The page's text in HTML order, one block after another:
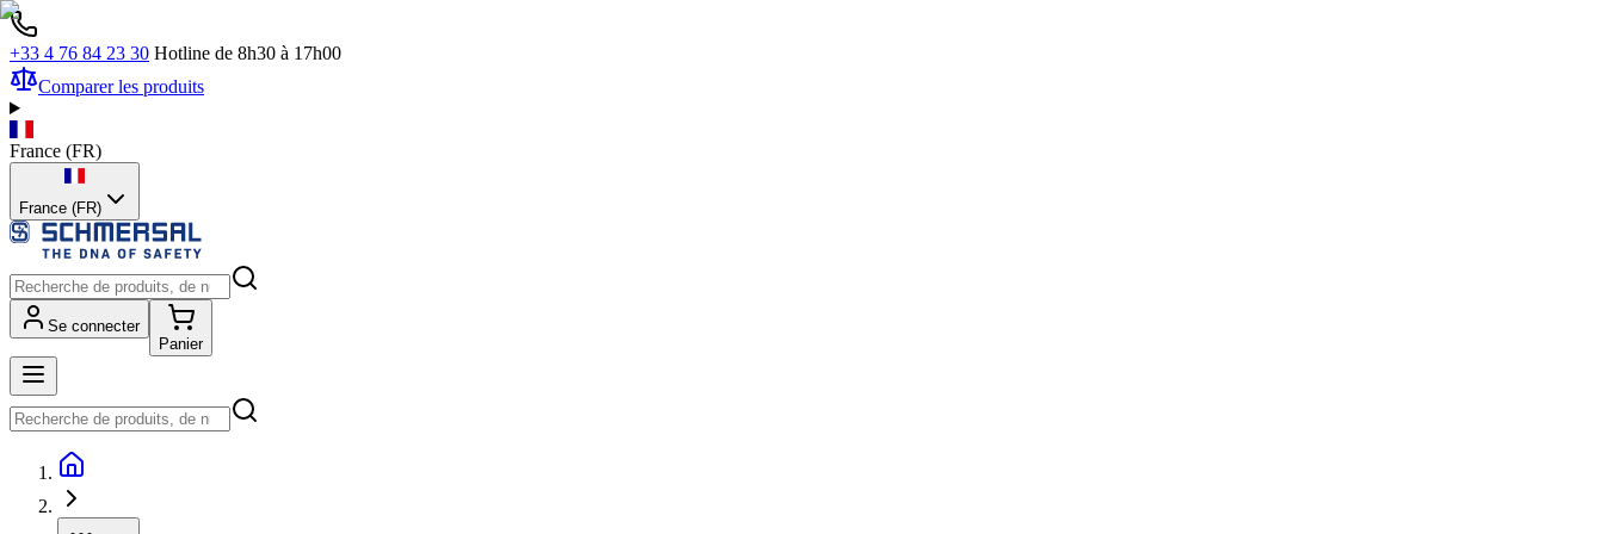
+33 4 76 84 23 30 Hotline de 8h30 à 17h00
Comparer les produits
France (FR)
France (FR)
Se connecter
Panier